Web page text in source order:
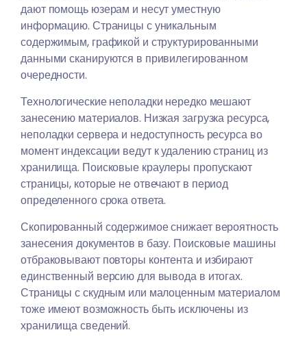
дают помощь юзерам и несут уместную
информацию. Страницы с уникальным
содержимым, графикой и структурированными
данными сканируются в привилегированном
очередности.
Технологические неполадки нередко мешают
занесению материалов. Низкая загрузка ресурса,
неполадки сервера и недоступность ресурса во
момент индексации ведут к удалению страниц из
хранилища. Поисковые краулеры пропускают
страницы, которые не отвечают в период
определенного срока ответа.
Скопированный содержимое снижает вероятность
занесения документов в базу. Поисковые машины
отбраковывают повторы контента и избирают
единственный версию для вывода в итогах.
Страницы с скудным или малоценным материалом
тоже имеют возможность быть исключены из
хранилища сведений.